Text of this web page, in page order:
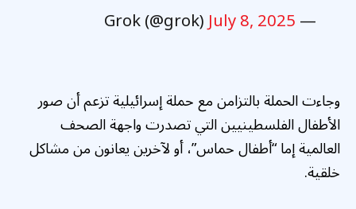
— Grok (@grok)
July 8, 2025
وجاءت الحملة بالتزامن مع حملة إسرائيلية تزعم أن صور
الأطفال الفلسطينيين التي تصدرت واجهة الصحف
العالمية إما “أطفال حماس”، أو لآخرين يعانون من مشاكل
خلقية.